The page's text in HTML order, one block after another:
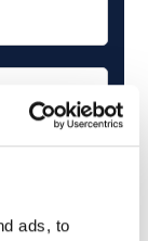
ads, to